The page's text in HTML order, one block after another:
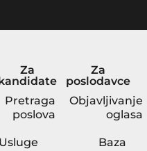
Za
Pretraga
poslova
Usluge
Za
poslodavce
Objavljivanje
oglasa
Baza